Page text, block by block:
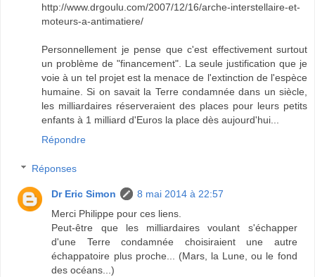
http://www.drgoulu.com/2007/12/16/arche-interstellaire-et-
moteurs-a-antimatiere/
Personnellement je pense que c'est effectivement surtout
un problème de "financement". La seule justification que je
voie à un tel projet est la menace de l'extinction de l'espèce
humaine. Si on savait la Terre condamnée dans un siècle,
les milliardaires réserveraient des places pour leurs petits
enfants à 1 milliard d'Euros la place dès aujourd'hui...
Répondre
Réponses
Dr Eric Simon
8 mai 2014 à 22:57
Merci Philippe pour ces liens.
Peut-être que les milliardaires voulant s'échapper
d'une Terre condamnée choisiraient une autre
échappatoire plus proche... (Mars, la Lune, ou le fond
des océans...)